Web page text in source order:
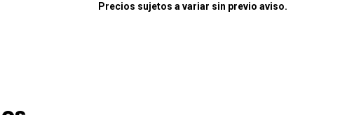
Precios sujetos a variar sin previo aviso.